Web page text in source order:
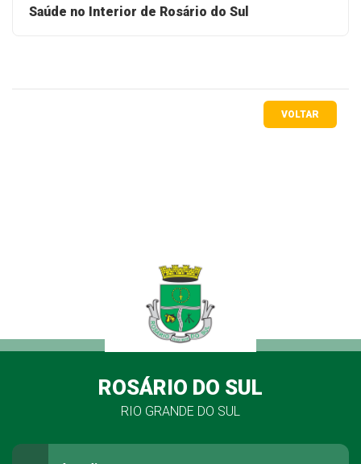
Saúde no Interior de Rosário do Sul
VOLTAR
ROSÁRIO DO SUL
RIO GRANDE DO SUL